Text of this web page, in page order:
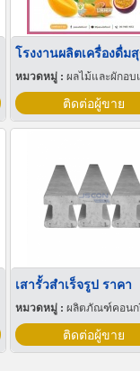
หมวดหมู่ :ผลไม้และผักอบ
ติดต่อผู้ขาย
เสารั้วสําเร็จรูป ราคา
หมวดหมู่ :ผลิตภัณฑ์คอนก
ติดต่อผู้ขาย